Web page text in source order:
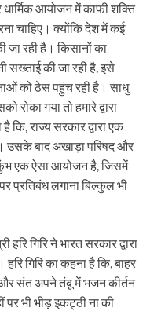
धार्मिक आयोजन में काफी शक्ति
चाहिए। क्योंकि देश में कई
जा रही है। किसानों का
सख्ताई की जा रही है, इसे
को ठेस पहुंच रही है। साधु
गया तो हमारे द्वारा
कि, राज्य सरकार द्वारा एक
उसके बाद अखाड़ा परिषद और
एक ऐसा आयोजन है, जिसमें
प्रतिबंध लगाना बिल्कुल भी
गिरि ने भारत सरकार द्वारा
गिरि का कहना है कि, बाहर
संत अपने तंबू में भजन कीर्तन
भी भीड़ इकट्ठी ना की